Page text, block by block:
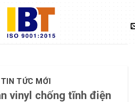
TIN TỨC MỚI
vinyl chống tĩnh điện